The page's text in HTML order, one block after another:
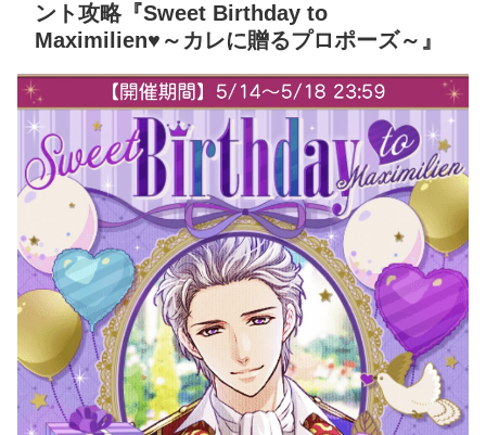
ント攻略『Sweet Birthday to
Maximilien♥～カレに贈るプロポーズ～』